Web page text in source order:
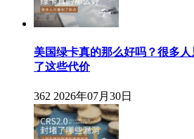
美国绿卡真的那么好吗？很多
了这些代价
362 2026年07月30日